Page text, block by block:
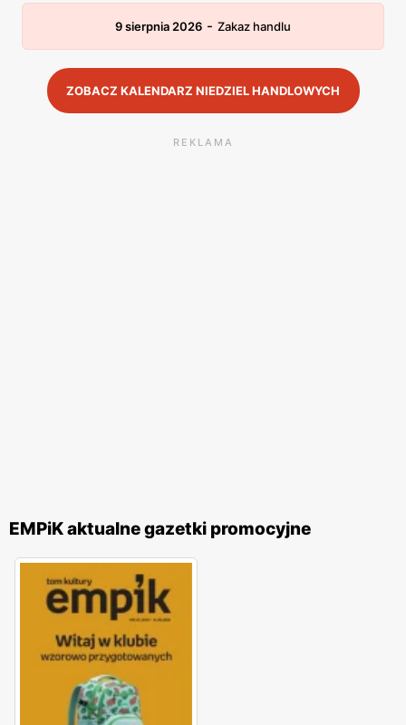
9 sierpnia 2026 - Zakaz handlu
ZOBACZ KALENDARZ NIEDZIEL HANDLOWYCH
REKLAMA
EMPiK aktualne gazetki promocyjne